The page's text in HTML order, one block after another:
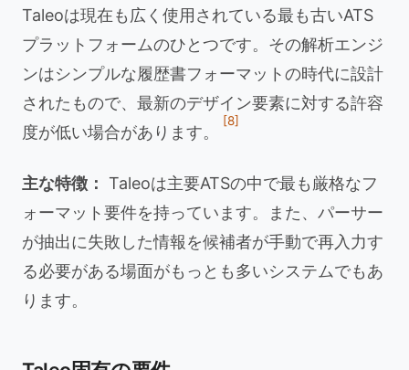
Taleoは現在も広く使用されている最も古いATS
プラットフォームのひとつです。その解析エンジ
ンはシンプルな履歴書フォーマットの時代に設計
されたもので、最新のデザイン要素に対する許容
度が低い場合があります。
[8]
主な特徴： Taleoは主要ATSの中で最も厳格なフ
ォーマット要件を持っています。また、パーサー
が抽出に失敗した情報を候補者が手動で再入力す
る必要がある場面がもっとも多いシステムでもあ
ります。